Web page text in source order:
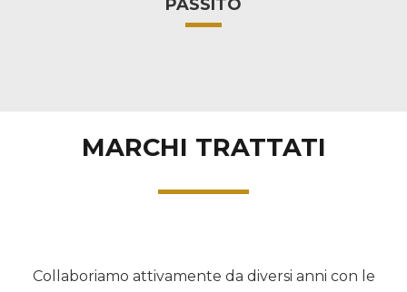
PASSITO
MARCHI TRATTATI
Collaboriamo attivamente da diversi anni con le